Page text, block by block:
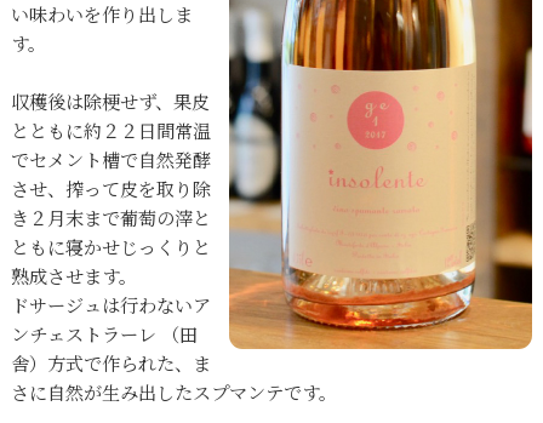
い味わいを作り出しま
す。
収穫後は除梗せず、果皮
とともに約２２日間常温
でセメント槽で自然発酵
させ、搾って皮を取り除
き２月末まで葡萄の滓と
ともに寝かせじっくりと
熟成させます。
ドサージュは行わないア
ンチェストラーレ （田
舎）方式で作られた、ま
さに自然が生み出したスプマンテです。